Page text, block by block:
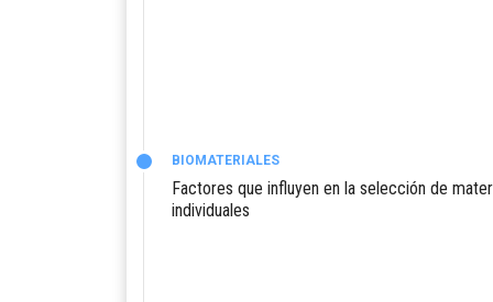
BIOMATERIALES
Factores que influyen en la selección de
individuales